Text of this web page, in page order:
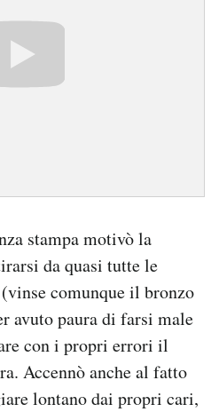
stampa motivò la
da quasi tutte le
comunque il bronzo
avuto paura di farsi male
con i propri errori il
Accennò anche al fatto
lontano dai propri cari,